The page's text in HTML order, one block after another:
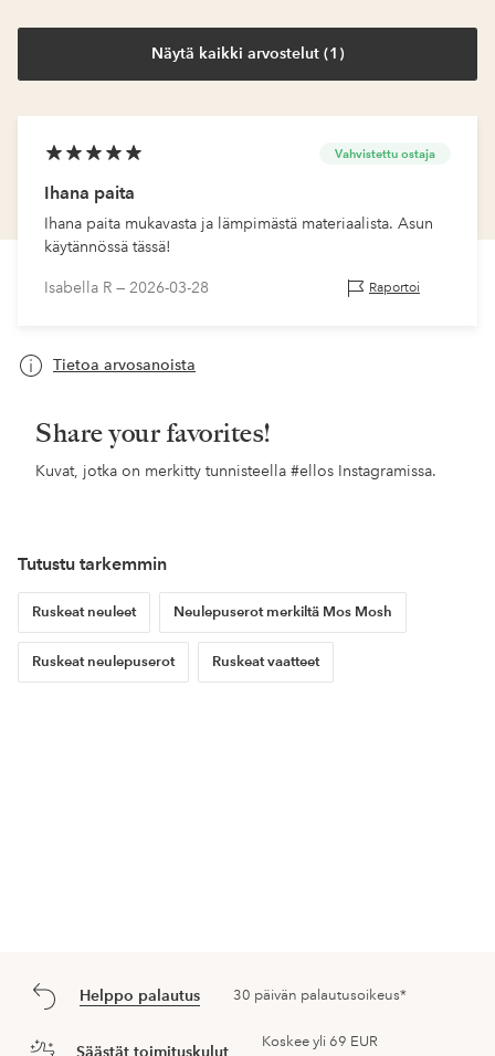
Näytä kaikki arvostelut (1)
Vahvistettu ostaja
Ihana paita
Ihana paita mukavasta ja lämpimästä materiaalista. Asun
käytännössä tässä!
Isabella R — 2026-03-28 Raportoi
Tietoa arvosanoista
Share your favorites!
Kuvat, jotka on merkitty tunnisteella #ellos Instagramissa.
Tutustu tarkemmin
Ruskeat neuleet Neulepuserot merkiltä Mos Mosh
Ruskeat neulepuserot Ruskeat vaatteet
Helppo palautus 30 päivän palautusoikeus*
Säästät toimituskulut
Koskee yli 69 EUR